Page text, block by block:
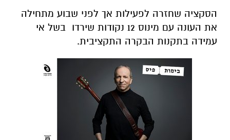
הסקציה שחזרה לפעילות אך לפני שבוע מתחילה
את העונה עם מינוס 12 נקודות שירדו בשל אי
עמידה בתקנות הבקרה התקציבית.